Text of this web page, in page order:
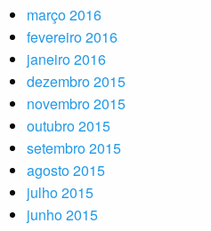
março 2016
fevereiro 2016
janeiro 2016
dezembro 2015
novembro 2015
outubro 2015
setembro 2015
agosto 2015
julho 2015
junho 2015